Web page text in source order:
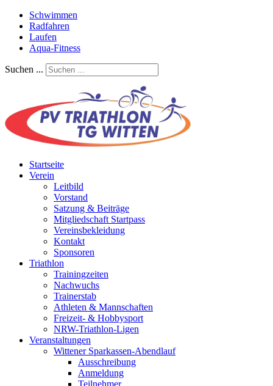
Schwimmen
Radfahren
Laufen
Aqua-Fitness
Suchen ...
Startseite
Verein
Leitbild
Vorstand
Satzung & Beiträge
Mitgliedschaft Startpass
Vereinsbekleidung
Kontakt
Sponsoren
Triathlon
Trainingzeiten
Nachwuchs
Trainerstab
Athleten & Mannschaften
Freizeit- & Hobbysport
NRW-Triathlon-Ligen
Veranstaltungen
Wittener Sparkassen-Abendlauf
Ausschreibung
Anmeldung
Teilnehmer